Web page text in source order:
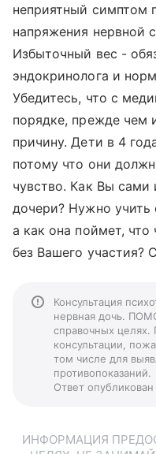
неприятный симптом
напряжения нервной
Избыточный вес -
эндокринолога и
Убедитесь, что с
порядке, прежде чем
причину. Дети в 4
потому что они
чувство. Как Вы сами
дочери? Нужно учить
а как она поймет, что
без Вашего участия?
Консультация
нервная дочь.
справочных целях.
консультации,
том числе для
противопоказаний.
Ответ
ИНФОРМАЦИЯ